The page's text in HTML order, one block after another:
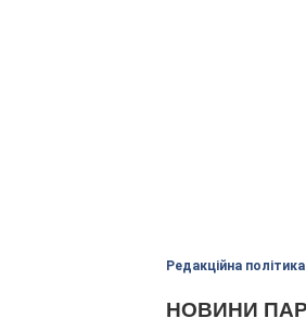
Редакційна політика